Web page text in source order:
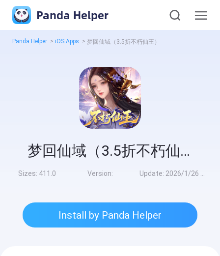
Panda Helper
Panda Helper > iOS Apps > 梦回仙域（3.5折不朽仙王）
梦回仙域（3.5折不朽仙王）
Sizes: 411.0 Version: Update: 2026/1/26 8:00:00
Install by Panda Helper